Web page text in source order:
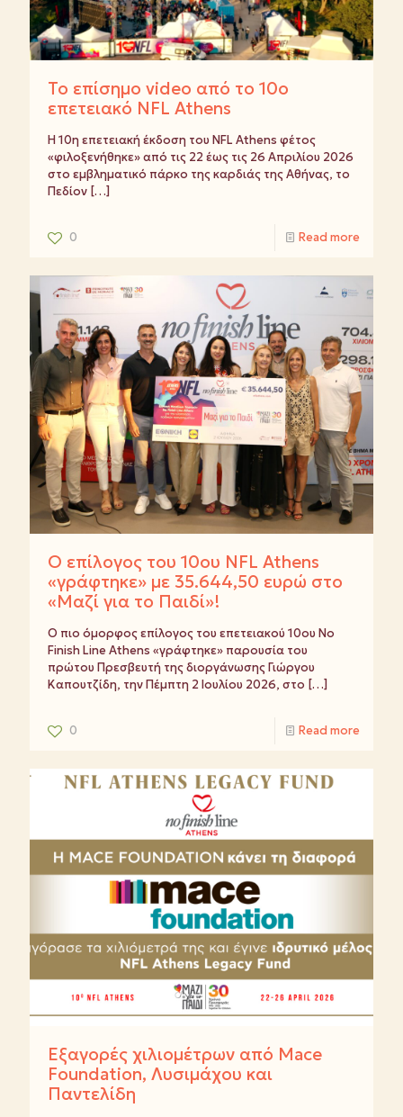
Το επίσημο video από το 10ο
επετειακό NFL Athens
Η 10η επετειακή έκδοση του NFL Athens φέτος
«φιλοξενήθηκε» από τις 22 έως τις 26 Απριλίου 2026
στο εμβληματικό πάρκο της καρδιάς της Αθήνας, το
Πεδίον […]
0 Read more
Ο επίλογος του 10ου NFL Athens
«γράφτηκε» με 35.644,50 ευρώ στο
«Μαζί για το Παιδί»!
Ο πιο όμορφος επίλογος του επετειακού 10ου No
Finish Line Athens «γράφτηκε» παρουσία του
πρώτου Πρεσβευτή της διοργάνωσης Γιώργου
Καπουτζίδη, την Πέμπτη 2 Ιουλίου 2026, στο […]
0 Read more
Εξαγορές χιλιομέτρων από Mace
Foundation, Λυσιμάχου και
Παντελίδη